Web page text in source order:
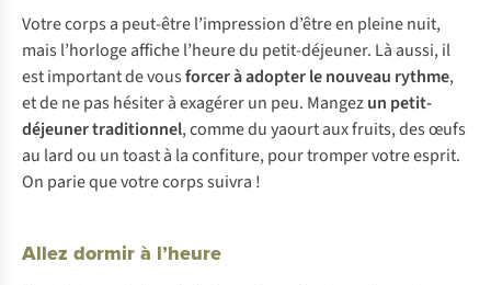
Votre corps a peut-être l’impression d’être en pleine nuit,
mais l’horloge affiche l’heure du petit-déjeuner. Là aussi, il
est important de vousforcer à adopter le nouveau rythme,
et de ne pas hésiter à exagérer un peu. Mangezun petit-
déjeuner traditionnel, comme du yaourt aux fruits, des œufs
au lard ou un toast à la confiture, pour tromper votre esprit.
On parie que votre corps suivra !
Allez dormir à l’heure